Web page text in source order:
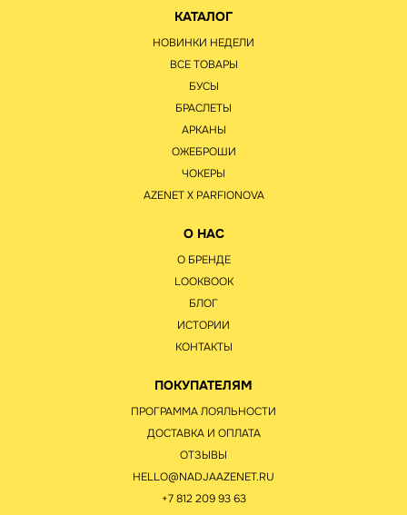
КАТАЛОГ
НОВИНКИ НЕДЕЛИ
ВСЕ ТОВАРЫ
БУСЫ
БРАСЛЕТЫ
АРКАНЫ
ОЖЕБРОШИ
ЧОКЕРЫ
AZENET Х PARFIONOVA
О НАС
О БРЕНДЕ
LOOKBOOK
БЛОГ
ИСТОРИИ
КОНТАКТЫ
ПОКУПАТЕЛЯМ
ПРОГРАММА ЛОЯЛЬНОСТИ
ДОСТАВКА И ОПЛАТА
ОТЗЫВЫ
HELLO@NADJAAZENET.RU
+7 812 209 93 63